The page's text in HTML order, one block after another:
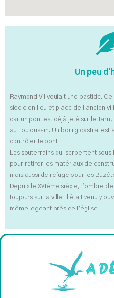
Un peu
Raymond VII voulait une bastide.
siècle en lieu et place de l’ancien
car un pont est déjà jeté sur le
au Toulousain. Un bourg castral est
contrôler le pont.
Les souterrains qui serpentent
pour retirer les matériaux de
mais aussi de refuge pour les
Depuis le XVIème siècle, l’ombre
toujours sur la ville. Il était venu y
même logeant près de l’église.
A